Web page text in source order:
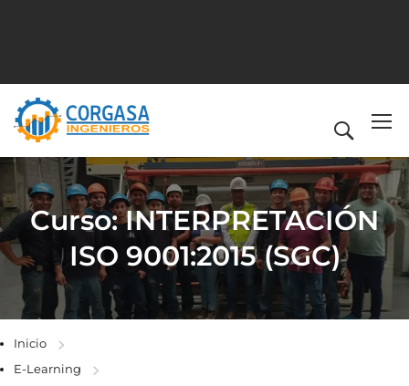
Curso: INTERPRETACIÓN
ISO 9001:2015 (SGC)
Inicio
E-Learning